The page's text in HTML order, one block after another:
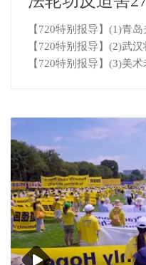
【720特别报导】(1)青
【720特别报导】(2)武
【720特别报导】(3)美